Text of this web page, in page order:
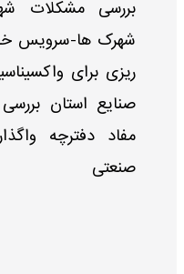
بررسی مشکلات
شهرک ها-سرویس
ریزی برای
صنایع استان بررسی
مفاد دفترچه
صنعتی